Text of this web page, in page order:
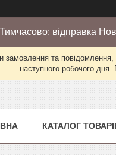
Тимчасово: відправка
та
наступного робочого дня.
КАТАЛОГ